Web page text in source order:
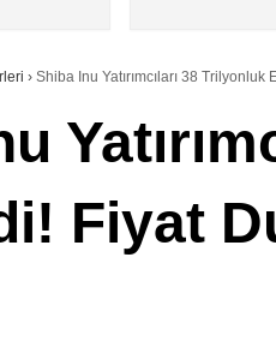
› Shiba Inu Yatırımcıları 38
Fiyat